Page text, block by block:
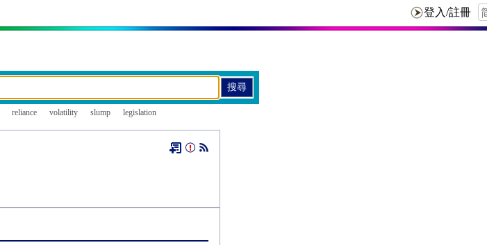
reliance volatility slump legislation